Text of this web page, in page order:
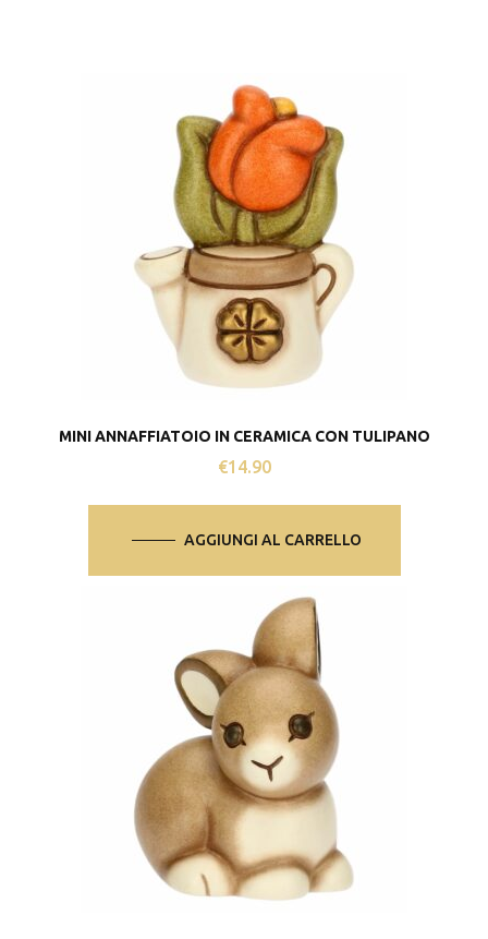
MINI ANNAFFIATOIO IN CERAMICA CON TULIPANO
€14.90
AGGIUNGI AL CARRELLO